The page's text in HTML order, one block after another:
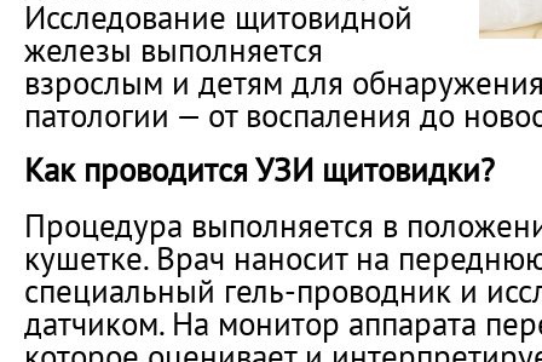
Исследование щитовидной
железы выполняется
взрослым и детям для
патологии — от воспаления до
Как проводится УЗИ щитовидки?
Процедура выполняется в
кушетке. Врач наносит на
специальный гель-проводник и
датчиком. На монитор аппарата